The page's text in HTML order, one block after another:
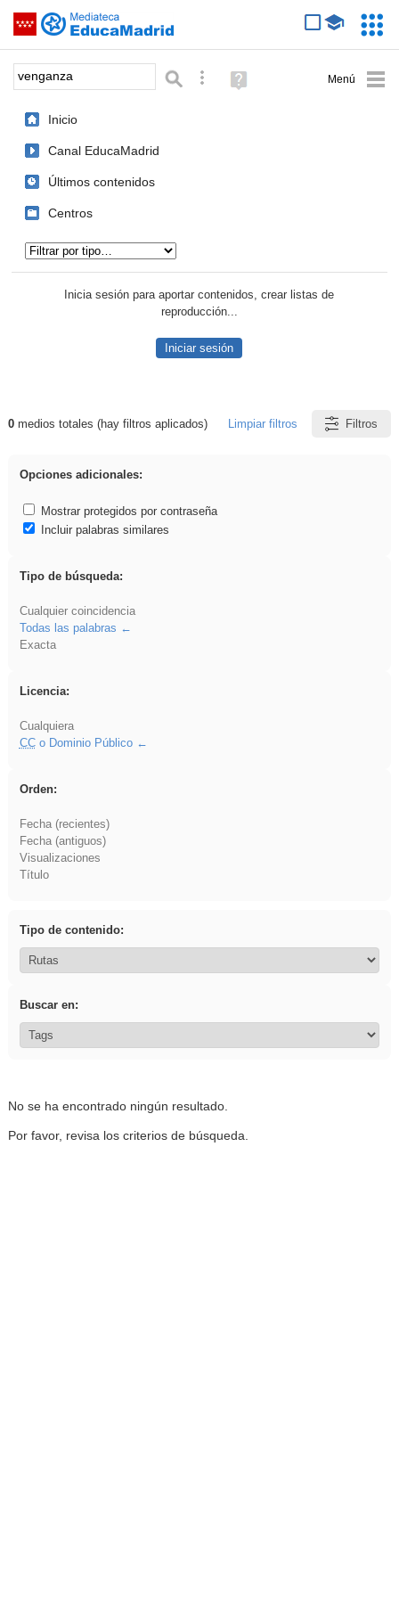
Saltar navegación
Palabra o frase: Búsqueda avanzada
Ayuda
(en
Inicio
Canal EducaMadrid
Últimos contenidos
Centros
Inicia sesión para aportar contenidos, crear listas de
reproducción...
Iniciar sesión
Resultados de: venganza
0medios totales (hay filtros aplicados) Limpiar filtros Filtros
Opciones adicionales:
Mostrar protegidos por contraseña
Incluir palabras similares
Tipo de búsqueda:
Cualquier coincidencia
Todas las palabras
Exacta
Licencia:
Cualquiera
CCo Dominio Público
Orden:
Fecha (recientes)
Fecha (antiguos)
Visualizaciones
Título
Tipo de contenido:
Buscar en:
No se ha encontrado ningún resultado.
Por favor, revisa los criterios de búsqueda.